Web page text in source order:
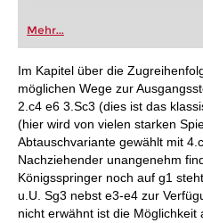
Mehr...
Im Kapitel über die
möglichen Wege zur
2.c4 e6 3.Sc3 (dies ist das
(hier wird von vielen starken
Abtauschvariante gewählt mit
Nachziehender unangenehm
Königsspringer noch auf g1
u.U. Sg3 nebst e3-e4 zur
nicht erwähnt ist die Möglichkeit